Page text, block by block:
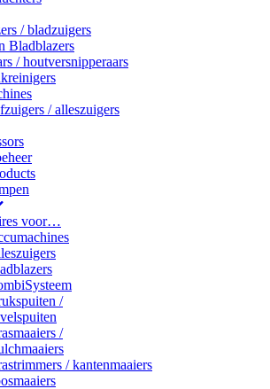
/ bladzuigers
Bladblazers
/ houtversnipperaars
/ alleszuigers
voor…
/
/
/ kantenmaaiers